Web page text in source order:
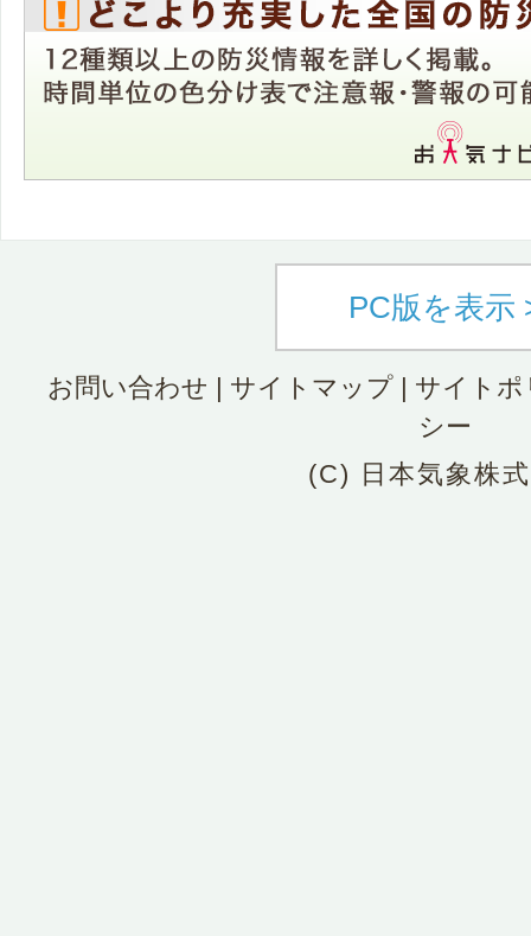
PC版を表示
お問い合わせ サイトマップ| サイトポ
シー
(C) 日本気象株